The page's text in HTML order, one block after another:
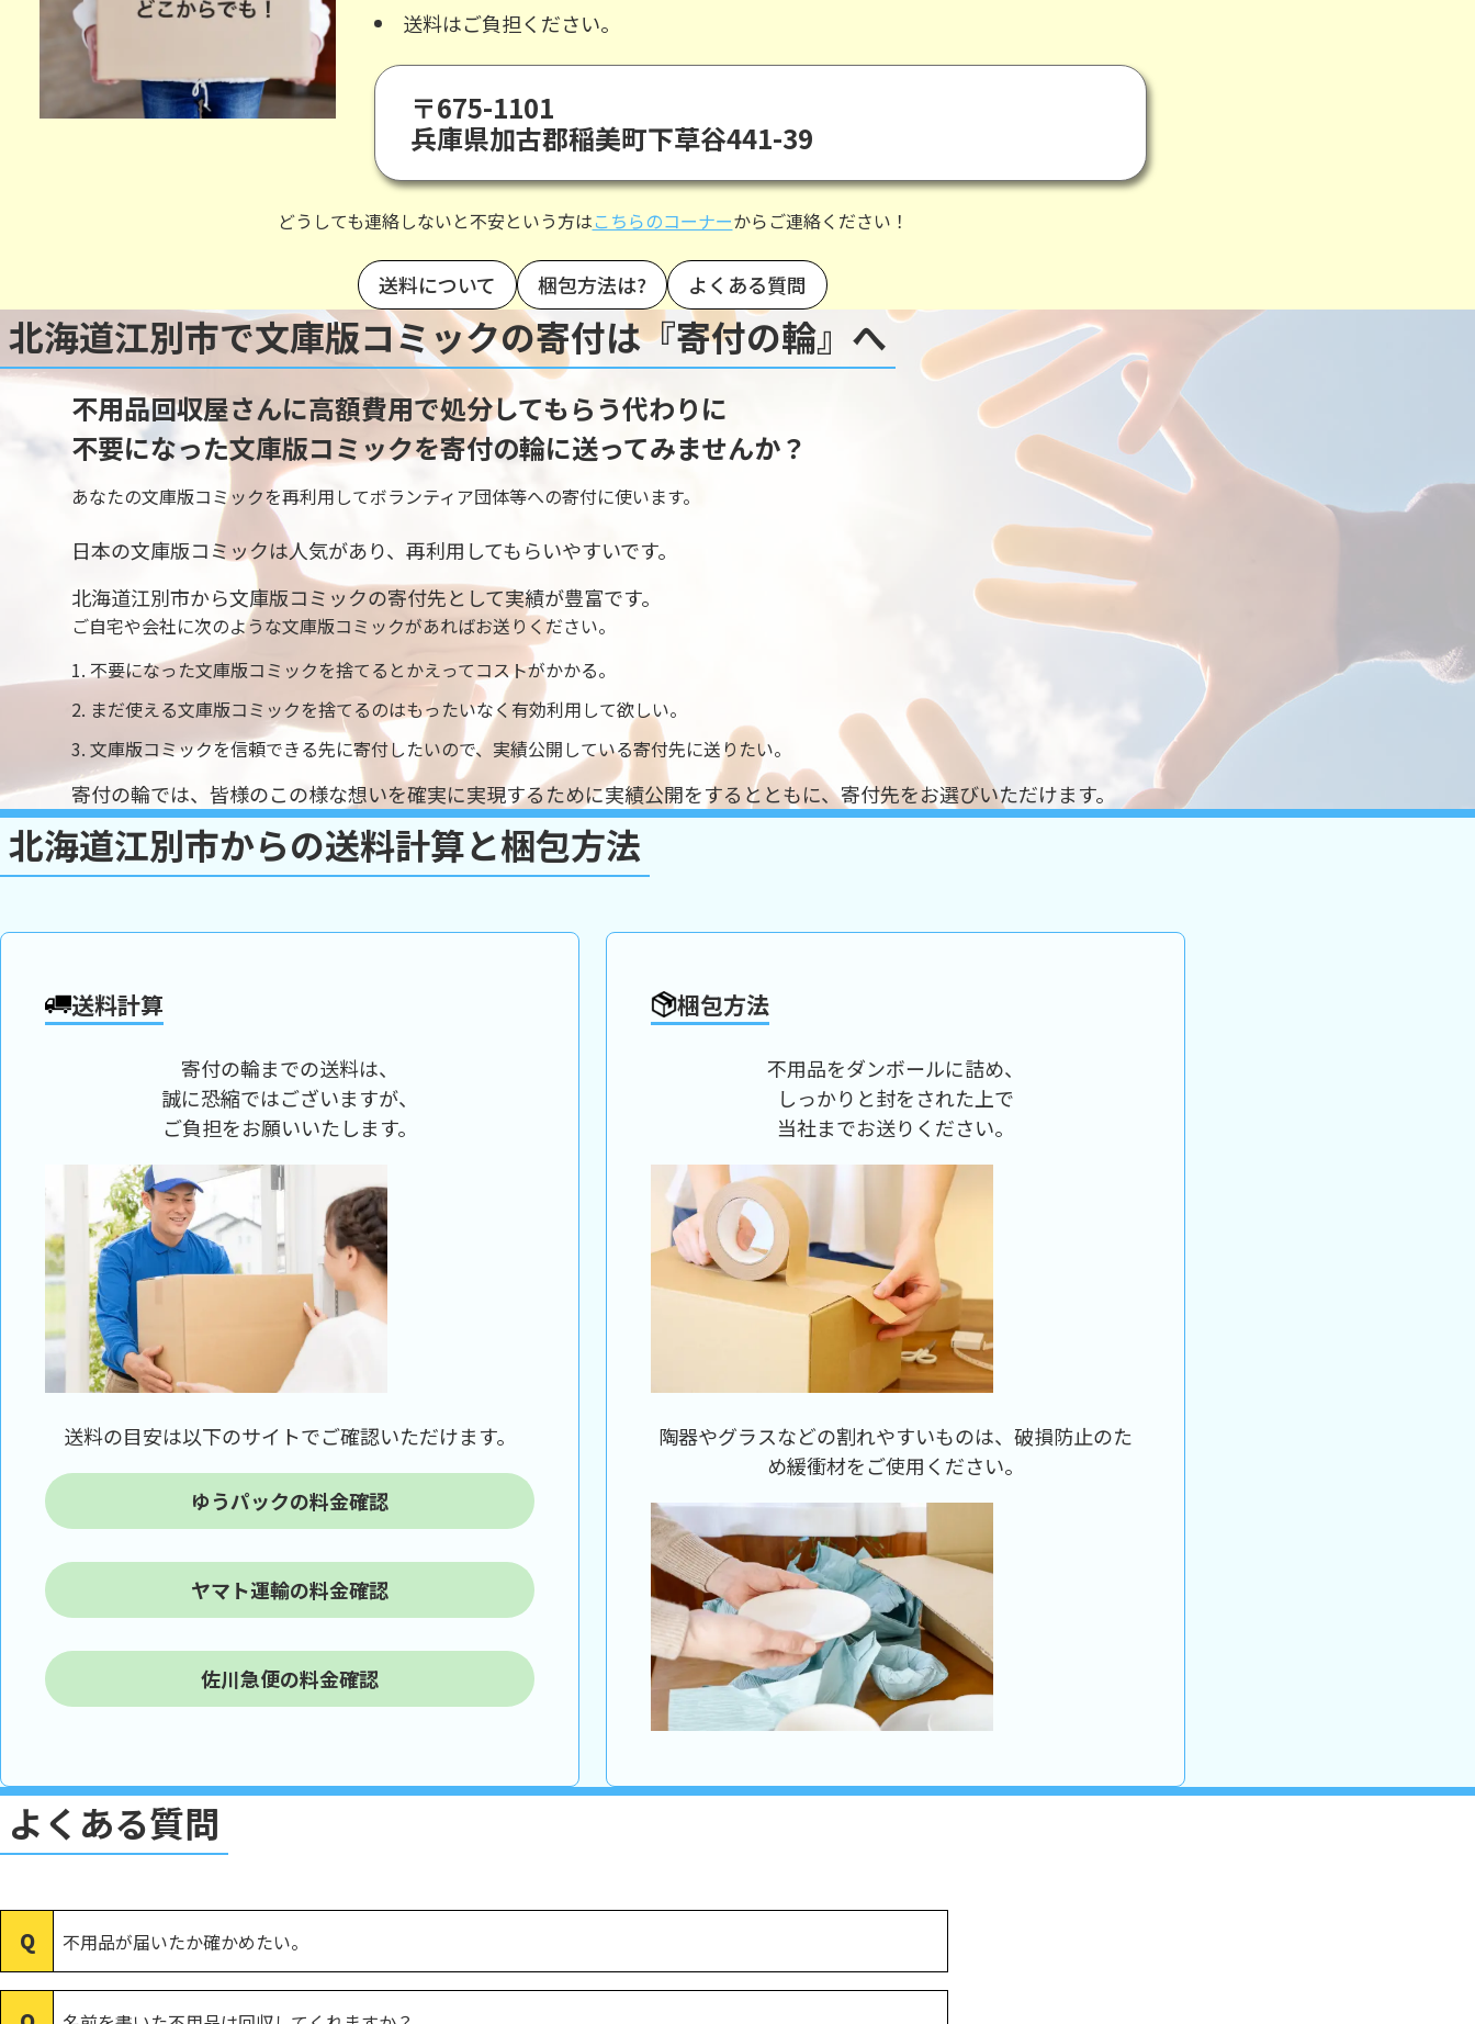
送料はご負担ください。
〒675-1101
兵庫県加古郡稲美町下草谷441-39
どうしても連絡しないと不安という方はこちらのコーナーからご連絡ください！
送料について 梱包方法は? よくある質問
北海道江別市で文庫版コミックの寄付は『寄付の輪』へ
不用品回収屋さんに高額費用で処分してもらう代わりに
不要になった文庫版コミックを寄付の輪に送ってみませんか？
あなたの文庫版コミックを再利用してボランティア団体等への寄付に使います。
日本の文庫版コミックは人気があり、再利用してもらいやすいです。
北海道江別市から文庫版コミックの寄付先として実績が豊富です。
ご自宅や会社に次のような文庫版コミックがあればお送りください。
不要になった文庫版コミックを捨てるとかえってコストがかかる。
まだ使える文庫版コミックを捨てるのはもったいなく有効利用して欲しい。
文庫版コミックを信頼できる先に寄付したいので、実績公開している寄付先に送りたい。
寄付の輪では、皆様のこの様な想いを確実に実現するために実績公開をするとともに、寄付先をお選びいただけます。
北海道江別市からの送料計算と梱包方法
送料計算
寄付の輪までの送料は、
誠に恐縮ではございますが、
ご負担をお願いいたします。
送料の目安は以下のサイトでご確認いただけます。
ゆうパックの料金確認
ヤマト運輸の料金確認
佐川急便の料金確認
梱包方法
不用品をダンボールに詰め、
しっかりと封をされた上で
当社までお送りください。
陶器やグラスなどの割れやすいものは、破損防止のた
め緩衝材をご使用ください。
よくある質問
不用品が届いたか確かめたい。